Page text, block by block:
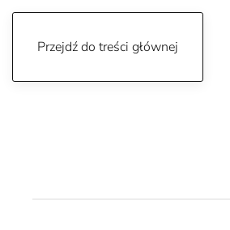
Przejdź do treści głównej